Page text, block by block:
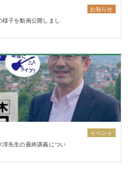
お知らせ
子を動画公開しまし
...
イベント
淳先生の最終講義につい